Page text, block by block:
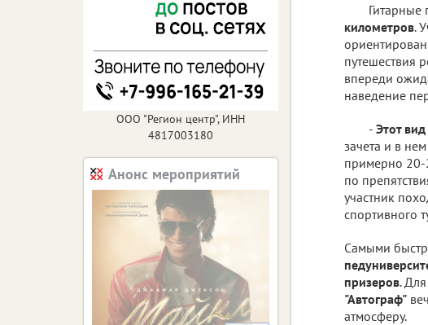
Гитарные
километров.
путешествия
впереди
наведение
- Этот
зачета и в
примерно 20-
по
участник
спортивного
Самыми
призеров.
"Автограф"
атмосферу.
ООО "Регион центр", ИНН
4817003180
Анонс мероприятий